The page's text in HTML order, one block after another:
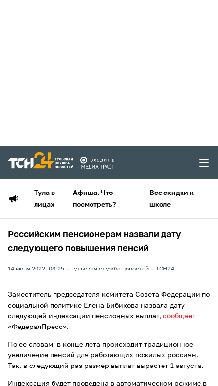
Тула в
лицах
Афиша. Что
посмотреть?
Все скидки к
школе
Российским пенсионерам назвали дату
следующего повышения пенсий
14 июня 2022, 08:25 Тульская служба новостей ТСН24
Заместитель председателя комитета Совета Федерации по
социальной политике Елена Бибикова назвала дату
следующей индексации пенсионных выплат, сообщает
«ФедералПресс».
По ее словам, в конце лета происходит традиционное
увеличение пенсий для работающих пожилых россиян.
Так, в следующий раз размер выплат вырастет 1 августа.
Индексация будет проведена в автоматическом режиме в